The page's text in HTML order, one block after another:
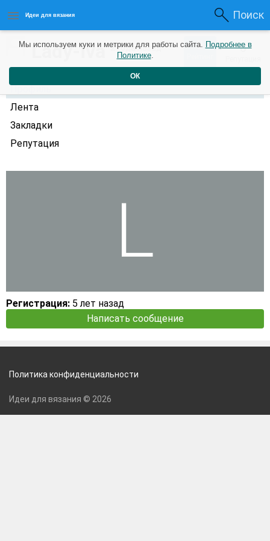
Идеи для вязания Поиск
Lady-iva2 года назад 0 0
Профиль
Лента
Закладки
Репутация
Регистрация: 5 лет назад
Написать сообщение
Мы используем куки и метрики для работы сайта. Подробнее в
Политике.
ОК
Политика конфиденциальности
Идеи для вязания © 2026